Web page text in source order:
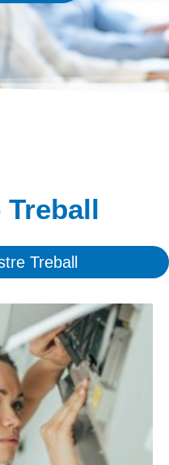
Treball
Treball